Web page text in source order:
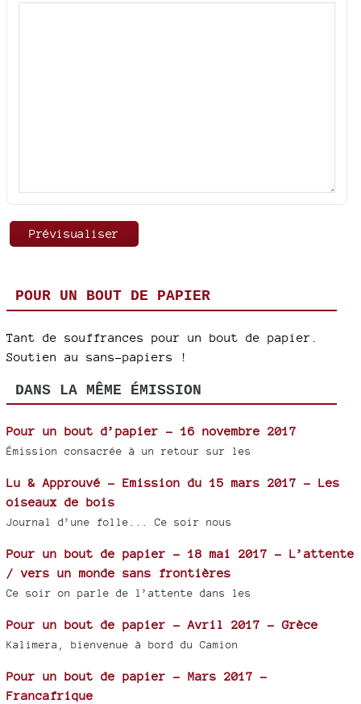
POUR UN BOUT DE PAPIER
Tant de souffrances pour un bout de papier.
Soutien au sans-papiers !
DANS LA MÊME ÉMISSION
Pour un bout d’papier - 16 novembre 2017
Émission consacrée à un retour sur les
Lu & Approuvé - Emission du 15 mars 2017 - Les
oiseaux de bois
Journal d’une folle... Ce soir nous
Pour un bout de papier - 18 mai 2017 - L’attente
/ vers un monde sans frontières
Ce soir on parle de l’attente dans les
Pour un bout de papier - Avril 2017 - Grèce
Kalimera, bienvenue à bord du Camion
Pour un bout de papier - Mars 2017 -
Francafrique